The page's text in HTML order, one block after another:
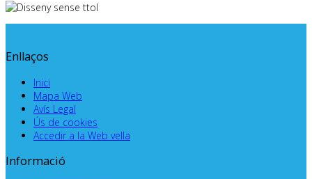
Enllaços
Inici
Mapa Web
Avís Legal
Ús de cookies
Accedir a la Web vella
Informació